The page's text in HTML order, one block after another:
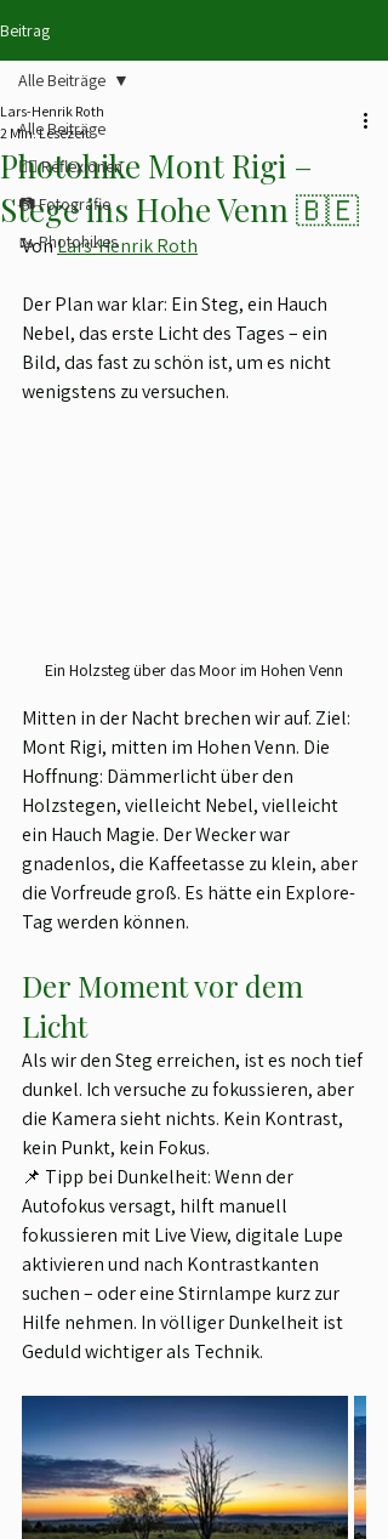
Beitrag
Alle Beiträge
✍🏻 Reflexionen
📷 Fotografie
🥾 Photohikes
Alle Beiträge
Photohike Mont Rigi –
Stege ins Hohe Venn 🇧🇪
Lars-Henrik Roth
2 Min. Lesezeit
Von Lars-Henrik Roth
Der Plan war klar: Ein Steg, ein Hauch
Nebel, das erste Licht des Tages – ein
Bild, das fast zu schön ist, um es nicht
wenigstens zu versuchen.
Ein Holzsteg über das Moor im Hohen Venn
Mitten in der Nacht brechen wir auf. Ziel:
Mont Rigi, mitten im Hohen Venn. Die
Hoffnung: Dämmerlicht über den
Holzstegen, vielleicht Nebel, vielleicht
ein Hauch Magie. Der Wecker war
gnadenlos, die Kaffeetasse zu klein, aber
die Vorfreude groß. Es hätte ein Explore-
Tag werden können.
Der Moment vor dem
Licht
Als wir den Steg erreichen, ist es noch tief
dunkel. Ich versuche zu fokussieren, aber
die Kamera sieht nichts. Kein Kontrast,
kein Punkt, kein Fokus.
📌 Tipp bei Dunkelheit: Wenn der
Autofokus versagt, hilft manuell
fokussieren mit Live View, digitale Lupe
aktivieren und nach Kontrastkanten
suchen – oder eine Stirnlampe kurz zur
Hilfe nehmen. In völliger Dunkelheit ist
Geduld wichtiger als Technik.